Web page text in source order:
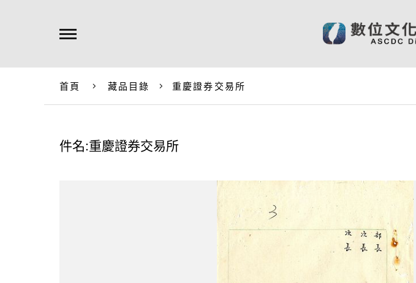
首頁 藏品目錄 重慶證券交易所
件名:重慶證券交易所